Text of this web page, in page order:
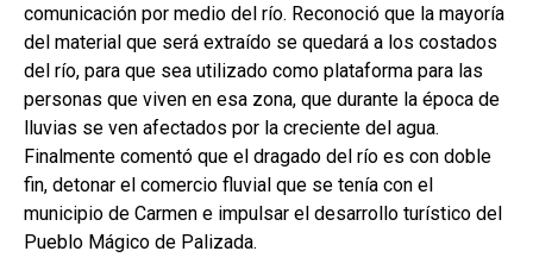
comunicación por medio del río. Reconoció que la mayoría
del material que será extraído se quedará a los costados
del río, para que sea utilizado como plataforma para las
personas que viven en esa zona, que durante la época de
lluvias se ven afectados por la creciente del agua.
Finalmente comentó que el dragado del río es con doble
fin, detonar el comercio fluvial que se tenía con el
municipio de Carmen e impulsar el desarrollo turístico del
Pueblo Mágico de Palizada.